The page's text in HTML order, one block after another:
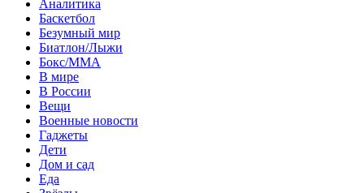
Аналитика
Баскетбол
Безумный мир
Биатлон/Лыжи
Бокс/MMA
В мире
В России
Вещи
Военные новости
Гаджеты
Дети
Дом и сад
Еда